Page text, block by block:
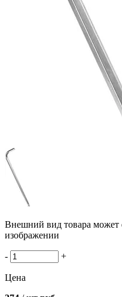
Внешний вид товара может
изображении
- +
Цена